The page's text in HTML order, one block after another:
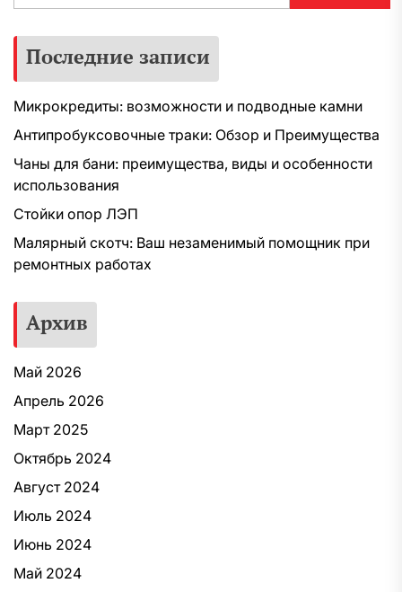
Последние записи
Микрокредиты: возможности и подводные камни
Антипробуксовочные траки: Обзор и Преимущества
Чаны для бани: преимущества, виды и особенности
использования
Стойки опор ЛЭП
Малярный скотч: Ваш незаменимый помощник при
ремонтных работах
Архив
Май 2026
Апрель 2026
Март 2025
Октябрь 2024
Август 2024
Июль 2024
Июнь 2024
Май 2024